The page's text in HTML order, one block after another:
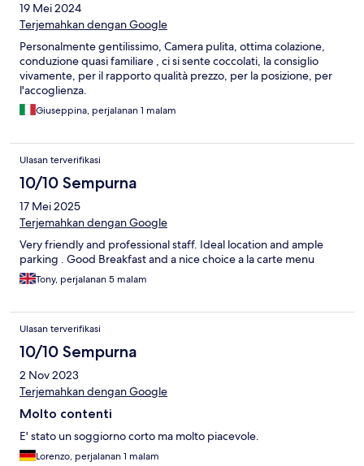
19 Mei 2024
Terjemahkan dengan Google
Personalmente gentilissimo, Camera pulita, ottima colazione,
conduzione quasi familiare , ci si sente coccolati, la consiglio
vivamente, per il rapporto qualità prezzo, per la posizione, per
l'accoglienza.
Giuseppina, perjalanan 1 malam
Ulasan terverifikasi
10/10 Sempurna
17 Mei 2025
Terjemahkan dengan Google
Very friendly and professional staff. Ideal location and ample
parking . Good Breakfast and a nice choice a la carte menu
Tony, perjalanan 5 malam
Ulasan terverifikasi
10/10 Sempurna
2 Nov 2023
Terjemahkan dengan Google
Molto contenti
E' stato un soggiorno corto ma molto piacevole.
Lorenzo, perjalanan 1 malam